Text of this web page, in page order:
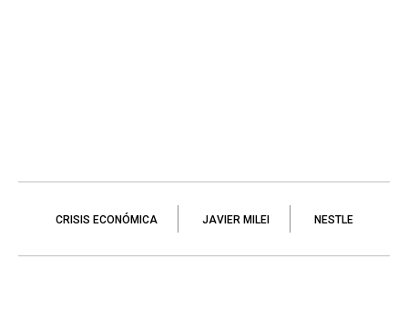
CRISIS ECONÓMICA JAVIER MILEI NESTLE